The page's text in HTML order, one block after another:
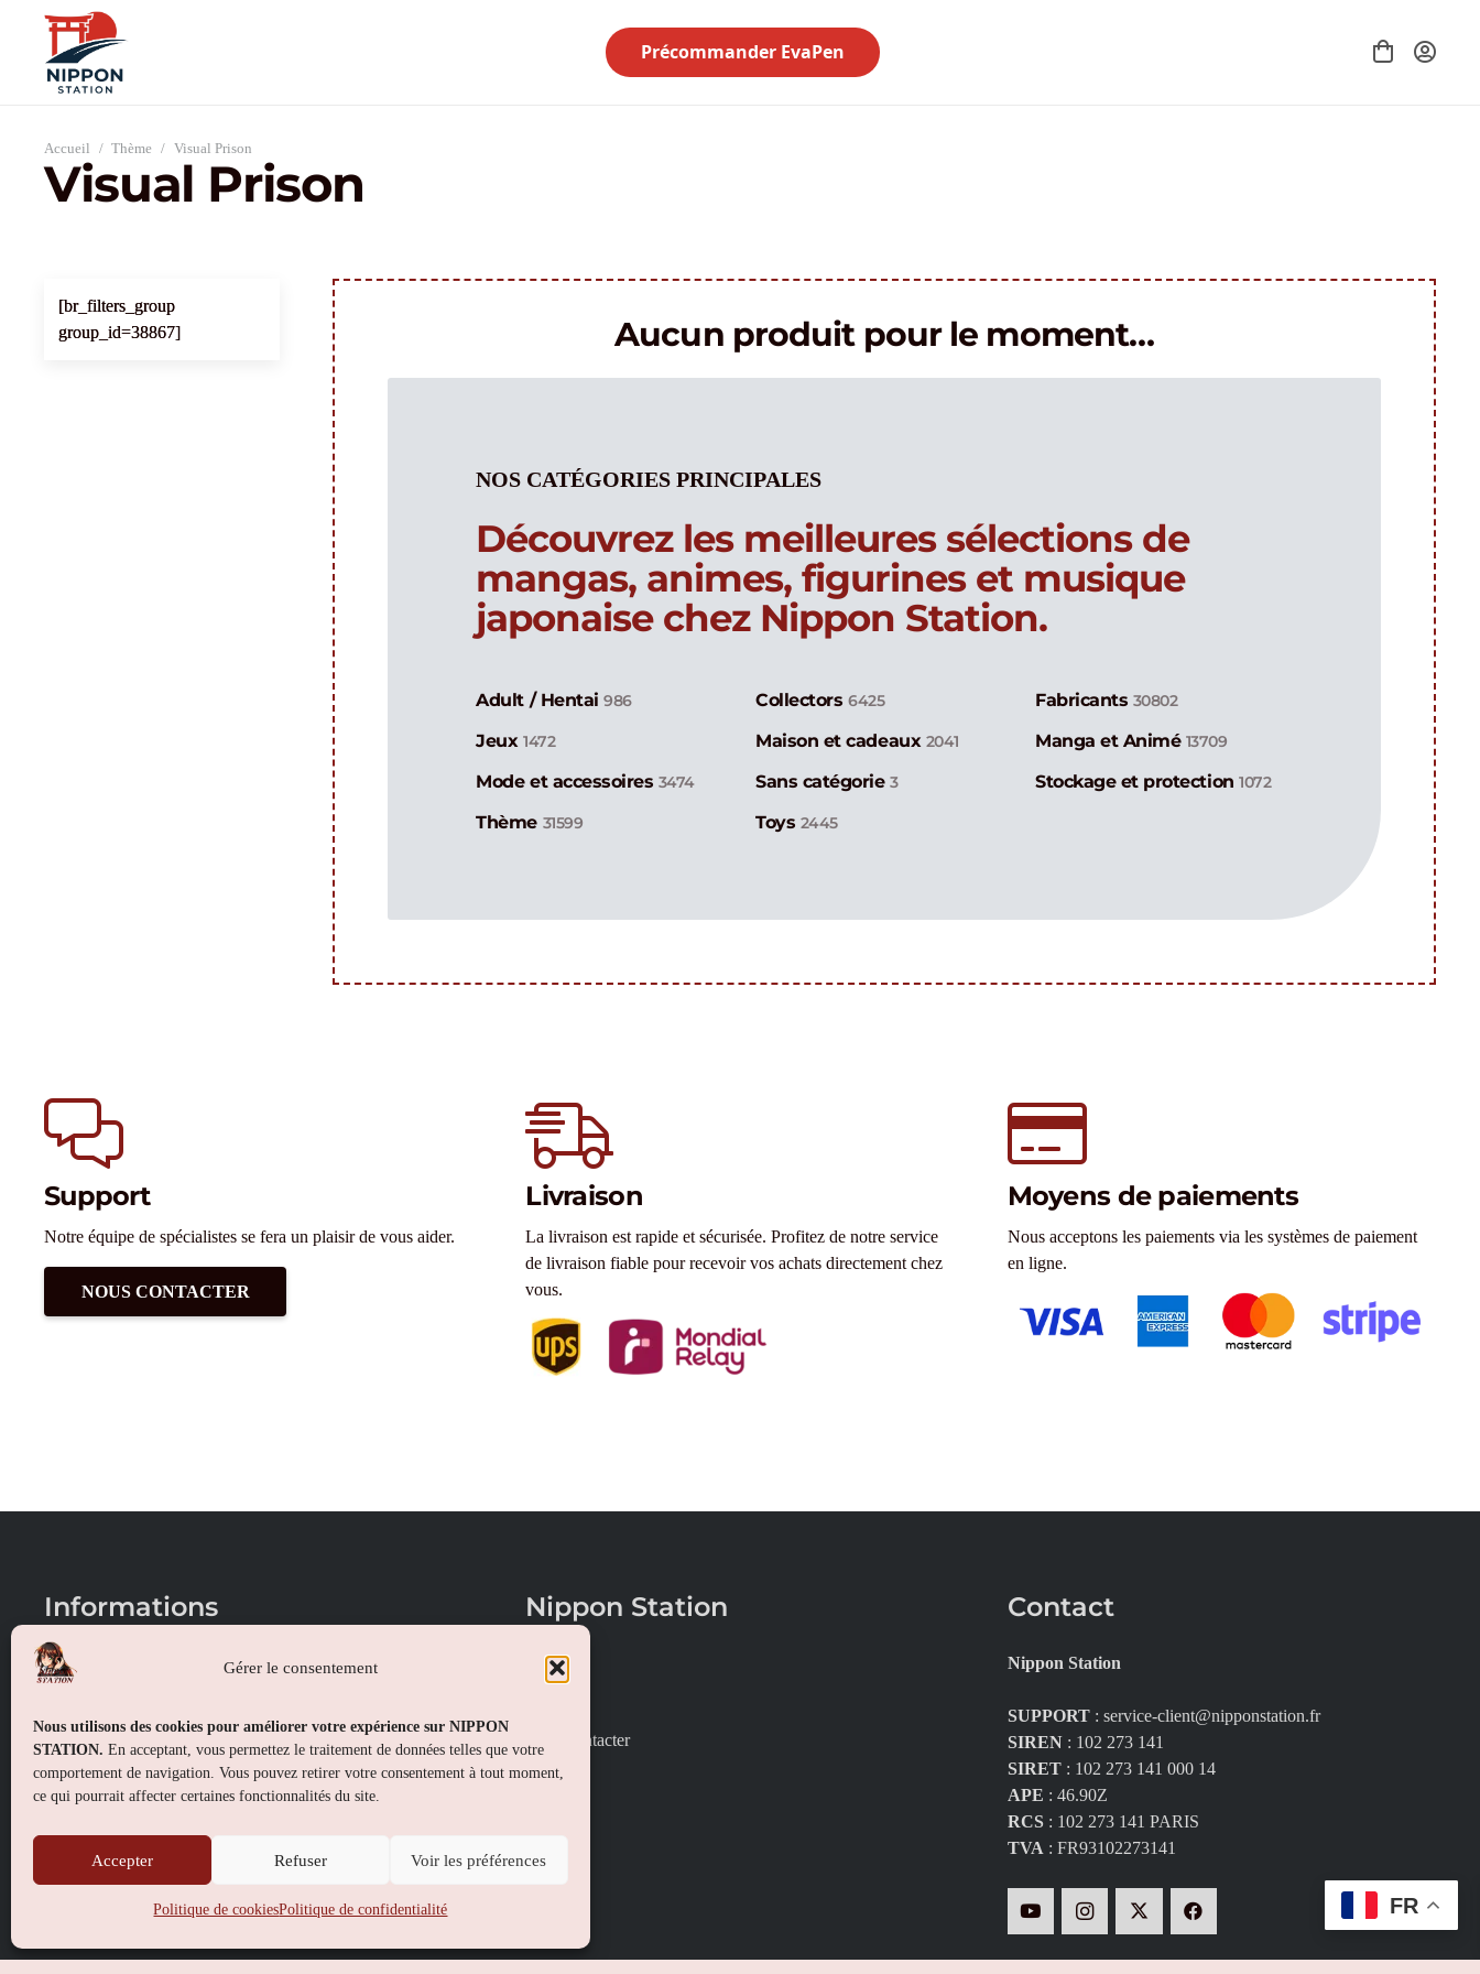
Gérer le consentement
Nous utilisons des cookies pour améliorer votre expérience sur NIPPON
STATION. En acceptant, vous permettez le traitement de données telles que votre
comportement de navigation. Vous pouvez retirer votre consentement à tout moment,
ce qui pourrait affecter certaines fonctionnalités du site.
Accepter Refuser Voir les préférences
Politique de cookiesPolitique de confidentialité
Précommander EvaPen
Accueil / Thème / Visual Prison
Visual Prison
[br_filters_group
group_id=38867]
Aucun produit pour le moment…
NOS CATÉGORIES PRINCIPALES
Découvrez les meilleures sélections de
mangas, animes, figurines et musique
japonaise chez Nippon Station.
Adult / Hentai986 Collectors 6425 Fabricants 30802
Jeux 1472 Maison et cadeaux 2041 Manga et Animé 13709
Mode et accessoires 3474 Sans catégorie3 Stockage et protection1072
Thème 31599 Toys 2445
Support
Notre équipe de spécialistes se fera un plaisir de vous aider.
NOUS CONTACTER
Livraison
La livraison est rapide et sécurisée. Profitez de notre service
de livraison fiable pour recevoir vos achats directement chez
vous.
Moyens de paiements
Nous acceptons les paiements via les systèmes de paiement
en ligne.
Informations
Conditions générales de vente
Politique de confidentialité
Politique de cookies (UE)
Nippon Station
À propos
Nous contacter
Contact
Nippon Station
SUPPORT: service-client@nipponstation.fr
SIREN: 102 273 141
SIRET: 102 273 141 000 14
APE : 46.90Z
RCS: 102 273 141 PARIS
TVA: FR93102273141
FR